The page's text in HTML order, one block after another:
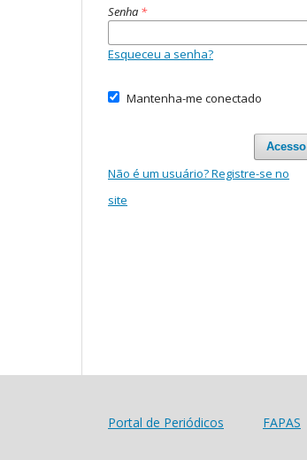
Senha *
Esqueceu a senha?
Mantenha-me conectado
Acesso
Não é um usuário? Registre-se no
site
Portal de Periódicos FAPAS